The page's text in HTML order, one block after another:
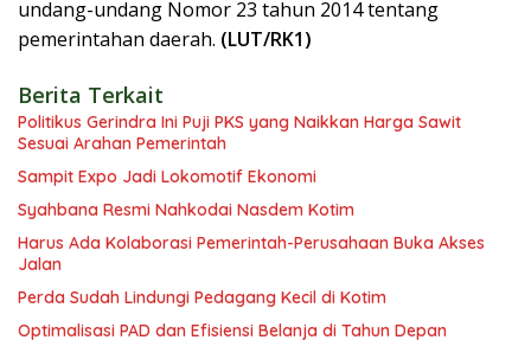
undang-undang Nomor 23 tahun 2014 tentang
pemerintahan daerah. (LUT/RK1)
Berita Terkait
Politikus Gerindra Ini Puji PKS yang Naikkan Harga Sawit
Sesuai Arahan Pemerintah
Sampit Expo Jadi Lokomotif Ekonomi
Syahbana Resmi Nahkodai Nasdem Kotim
Harus Ada Kolaborasi Pemerintah-Perusahaan Buka Akses
Jalan
Perda Sudah Lindungi Pedagang Kecil di Kotim
Optimalisasi PAD dan Efisiensi Belanja di Tahun Depan